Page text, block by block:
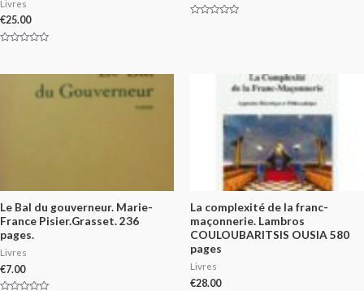
Livres
€25.00
of
Le Bal du gouverneur. Marie-
France Pisier.Grasset. 236
pages.
Livres
€7.00
La complexité de la franc-
maçonnerie. Lambros
COULOUBARITSIS OUSIA 580
pages
Livres
€28.00